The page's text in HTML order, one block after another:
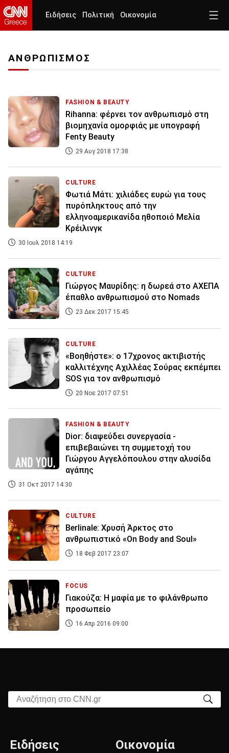
Ειδήσεις Πολιτική Οικονομία
ΑΝΘΡΩΠΙΣΜΟΣ
FASHION & BEAUTY
Rihanna: φέρνει τον ανθρωπισμό στη
βιομηχανία ομορφιάς με υπογραφή
Fenty Beauty
29 Αυγ 2018 17:38
CULTURE
Φωτιά Μάτι: χιλιάδες ευρώ για τους
πυρόπληκτους από την
ελληνοαμερικανίδα ηθοποιό Μελία
Κρέιλινγκ
30 Ιουλ 2018 14:19
CULTURE
Γιώργος Μαυρίδης: η δωρεά στο ΑΧΕΠΑ
έπαθλο ανθρωπισμού στο Nomads
23 Δεκ 2017 15:45
CULTURE
«Βοηθήστε»: ο 17χρονος ακτιβιστής
καλλιτέχνης Αχιλλέας Σούρας εκπέμπει
SOS για τον ανθρωπισμό
20 Νοε 2017 07:51
FASHION & BEAUTY
Dior: διαψεύδει συνεργασία -
επιβεβαιώνει τη συμμετοχή του
Γιώργου Αγγελόπουλου στην αλυσίδα
αγάπης
31 Οκτ 2017 14:30
CULTURE
Βerlinale: Xρυσή Άρκτος στο
ανθρωπιστικό «On Body and Soul»
18 Φεβ 2017 23:07
FOCUS
Γιακούζα: Η μαφία με το φιλάνθρωπο
προσωπείο
16 Απρ 2016 09:00
Αναζήτηση στο CNN.gr
Ειδήσεις Οικονομία